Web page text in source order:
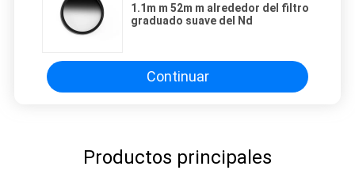
1.1m m 52m m alrededor del filtro
graduado suave del Nd
Continuar
Productos principales